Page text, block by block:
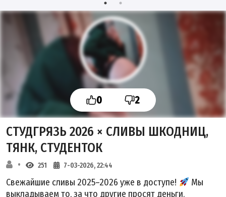
0 2
СТУДГРЯЗЬ 2026 × СЛИВЫ ШКОДНИЦ,
ТЯНК, СТУДЕНТОК
251 7-03-2026, 22:44
Свежайшие сливы 2025–2026 уже в доступе!
Мы
выкладываем то, за что другие просят деньги.